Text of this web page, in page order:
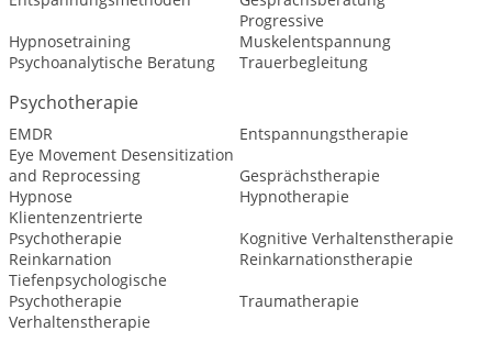
Hypnosetraining
Progressive
Muskelentspannung
Psychoanalytische Beratung
Trauerbegleitung
Psychotherapie
EMDR
Entspannungstherapie
Eye Movement Desensitization
and Reprocessing
Gesprächstherapie
Hypnose
Hypnotherapie
Klientenzentrierte
Psychotherapie
Kognitive Verhaltenstherapie
Reinkarnation
Reinkarnationstherapie
Tiefenpsychologische
Psychotherapie
Traumatherapie
Verhaltenstherapie